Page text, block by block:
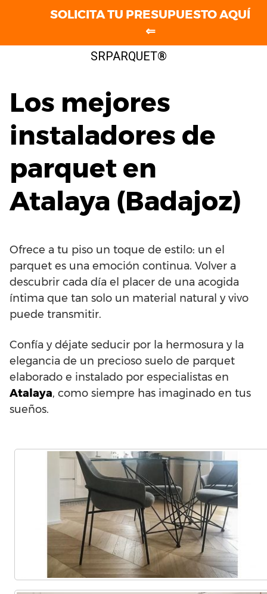
SRPARQUET®
Los mejores
instaladores de
parquet en
Atalaya (Badajoz)
Ofrece a tu piso un toque de estilo: un el
parquet es una emoción continua. Volver a
descubrir cada día el placer de una acogida
íntima que tan solo un material natural y vivo
puede transmitir.
Confía y déjate seducir por la hermosura y la
elegancia de un precioso suelo de parquet
elaborado e instalado por especialistas en
Atalaya, como siempre has imaginado en tus
sueños.
SOLICITA TU PRESUPUESTO AQUÍ
⇐